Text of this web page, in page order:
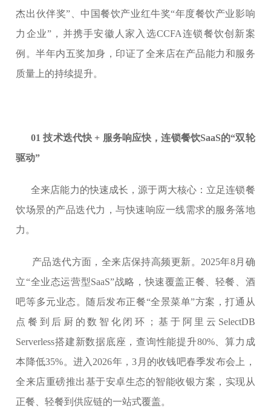
杰出伙伴奖”、中国餐饮产业红牛奖“年度餐饮产业影响
力企业”，并携手安徽人家入选CCFA连锁餐饮创新案
例。半年内五奖加身，印证了全来店在产品能力和服务
质量上的持续提升。
01 技术迭代快 + 服务响应快，连锁餐饮SaaS的“双轮
驱动”
全来店能力的快速成长，源于两大核心：立足连锁餐
饮场景的产品迭代力，与快速响应一线需求的服务落地
力。
产品迭代方面，全来店保持高频更新。2025年8月确
立“全业态运营型SaaS”战略，快速覆盖正餐、轻餐、酒
吧等多元业态。随后发布正餐“全景菜单”方案，打通从
点餐到后厨的数智化闭环；基于阿里云SelectDB
Serverless搭建新数据底座，查询性能提升80%、算力成
本降低35%。进入2026年，3月的收钱吧春季发布会上，
全来店重磅推出基于安卓生态的智能收银方案，实现从
正餐、轻餐到供应链的一站式覆盖。